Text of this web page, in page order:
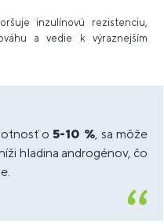
inzulínovú rezistenciu,
a vedie k výraznejším
o 5-10 %, sa môže
hladina androgénov, čo